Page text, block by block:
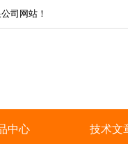
司网站！
中心 技术文